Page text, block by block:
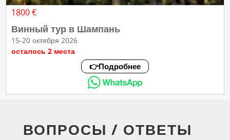
1800 €
Винный тур в Шампань
15-20 октября 2026
осталось 2 места
👉Подробнее
ВОПРОСЫ / ОТВЕТЫ